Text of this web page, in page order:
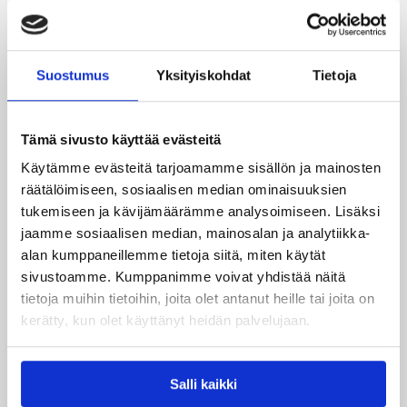
Suostumus Yksityiskohdat Tietoja
Tämä sivusto käyttää evästeitä
Käytämme evästeitä tarjoamamme sisällön ja mainosten
räätälöimiseen, sosiaalisen median ominaisuuksien
tukemiseen ja kävijämäärämme analysoimiseen. Lisäksi
jaamme sosiaalisen median, mainosalan ja analytiikka-
alan kumppaneillemme tietoja siitä, miten käytät
sivustoamme. Kumppanimme voivat yhdistää näitä
tietoja muihin tietoihin, joita olet antanut heille tai joita on
kerätty, kun olet käyttänyt heidän palvelujaan.
Salli kaikki
Eteläinen alue
Itäinen alue
Kaakkoinen alue
Lasten ja nuorten liikunta
Mikrot
Minit
Pelaajat
Pohjoinen alue
Seniorit
Valmentajat
Katso myös